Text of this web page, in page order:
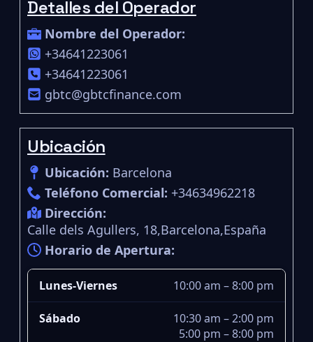
Detalles del Operador
Nombre del Operador:
+34641223061
+34641223061
gbtc@gbtcfinance.com
Ubicación
Ubicación: Barcelona
Teléfono Comercial: +34634962218
Dirección:
Calle dels Agullers, 18,Barcelona,España
Horario de Apertura:
Lunes-Viernes 10:00 am – 8:00 pm
Sábado
10:30 am – 2:00 pm
5:00 pm – 8:00 pm